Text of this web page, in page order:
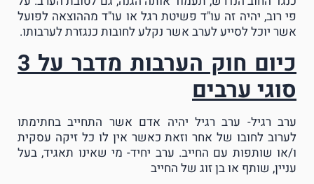
פי רוב, יהיה זה עו"ד פשיטת רגל או עו"ד מההוצאה לפועל
אשר יוכל לסייע לערב אשר נקלע לחובות כנגזרת לערבותו.
כיום חוק הערבות מדבר על 3
סוגי ערבים
ערב רגיל- ערב רגיל יהיה אדם אשר התחייב בחתימתו
לערוב לחובו של אחר וזאת כאשר אין לו כל זיקה עסקית
ו/או שותפות עם החייב. ערב יחיד- מי שאינו תאגיד, בעל
עניין, שותף או בן זוג של החייב